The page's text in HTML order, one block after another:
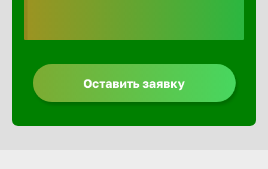
Оставить заявку